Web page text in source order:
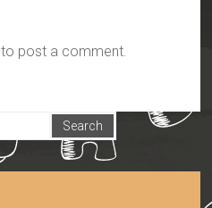
to post a comment.